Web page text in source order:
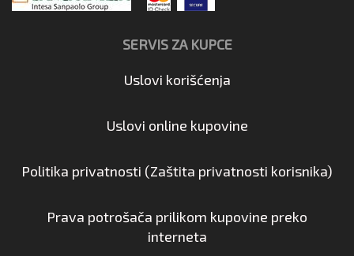
SERVIS ZA KUPCE
Uslovi korišćenja
Uslovi online kupovine
Politika privatnosti (Zaštita privatnosti korisnika)
Prava potrošača prilikom kupovine preko
interneta